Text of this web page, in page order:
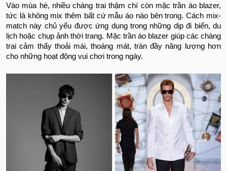
Vào mùa hè, nhiều chàng trai thậm chí còn mặc trần áo blazer,
tức là không mix thêm bất cứ mẫu áo nào bên trong. Cách mix-
match này chủ yếu được ứng dụng trong những dịp đi biển, du
lịch hoặc chụp ảnh thời trang. Mặc trần áo blazer giúp các chàng
trai cảm thấy thoải mái, thoáng mát, tràn đầy năng lượng hơn
cho những hoạt động vui chơi trong ngày.